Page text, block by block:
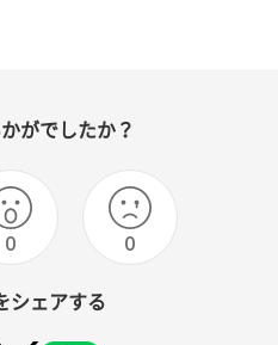
がでしたか？
0 0
シェアする